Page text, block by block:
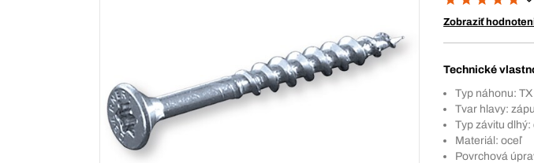
Zobraziť
Technické
Typ náhonu: TX
Tvar hlavy:
Typ závitu
Materiál: oceľ
Povrchová